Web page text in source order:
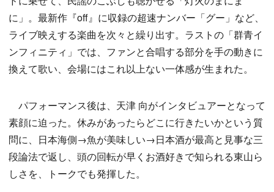
に」。最新作『off』に収録の超速ナンバー「グー」など、
ライブ映えする楽曲を次々と繰り出す。ラストの「群青イ
ンフィニティ」では、ファンと合唱する部分を手の動きに
換えて歌い、会場にはこれ以上ない一体感が生まれた。
パフォーマンス後は、天津 向がインタビュアーとなって
素顔に迫った。休みがあったらどこに行きたいかという質
問に、日本海側→魚が美味しい→日本酒が最高と見事な三
段論法で返し、頭の回転が早くお酒好きで知られる東山ら
しさを、トークでも発揮した。